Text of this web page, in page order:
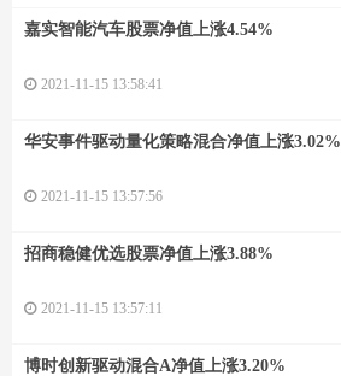
嘉实智能汽车股票净值上涨4.54%
2021-11-15 13:58:41
华安事件驱动量化策略混合净值上涨3.02%
2021-11-15 13:57:56
招商稳健优选股票净值上涨3.88%
2021-11-15 13:57:11
博时创新驱动混合A净值上涨3.20%